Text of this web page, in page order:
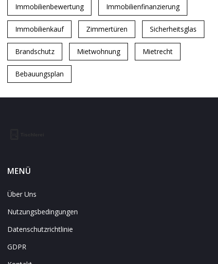
Immobilienbewertung Immobilienfinanzierung
Immobilienkauf Zimmertüren Sicherheitsglas
Brandschutz Mietwohnung Mietrecht
Bebauungsplan
MENÜ
Über Uns
Nutzungsbedingungen
Datenschutzrichtlinie
GDPR